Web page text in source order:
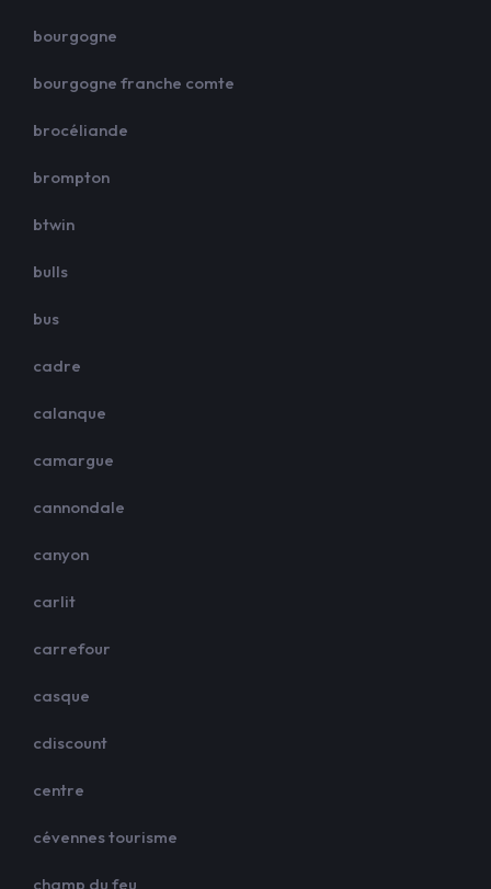
bourgogne
bourgogne franche comte
brocéliande
brompton
btwin
bulls
bus
cadre
calanque
camargue
cannondale
canyon
carlit
carrefour
casque
cdiscount
centre
cévennes tourisme
champ du feu